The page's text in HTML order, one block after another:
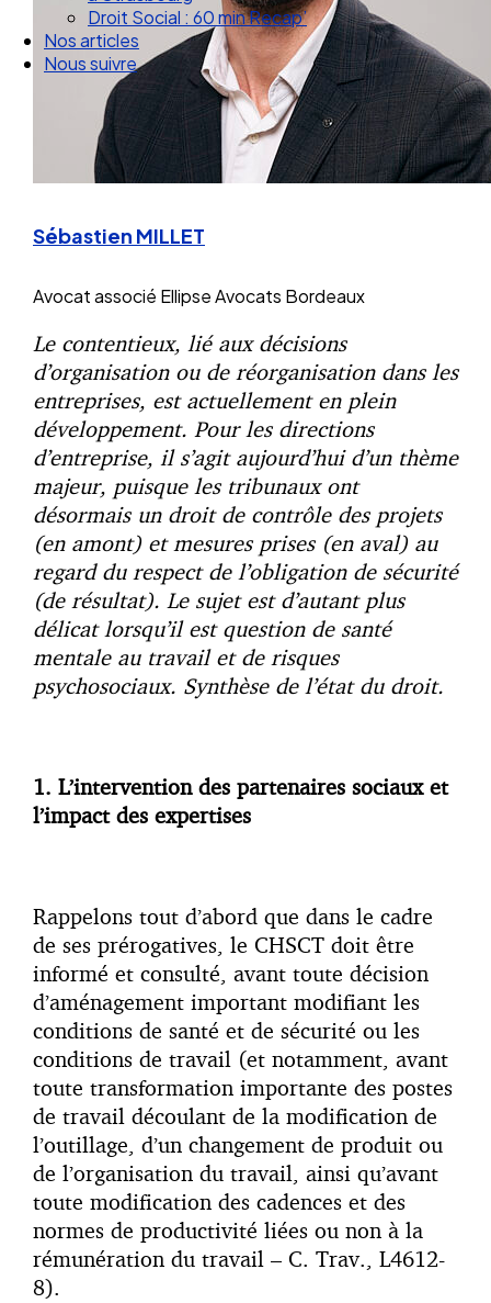
Droit Social : 60 min Recap’
Nos articles
Nous suivre
Sébastien MILLET
Avocat associé Ellipse Avocats Bordeaux
Le contentieux, lié aux décisions
d’organisation ou de réorganisation dans les
entreprises, est actuellement en plein
développement. Pour les directions
d’entreprise, il s’agit aujourd’hui d’un thème
majeur, puisque les tribunaux ont
désormais un droit de contrôle des projets
(en amont) et mesures prises (en aval) au
regard du respect de l’obligation de sécurité
(de résultat). Le sujet est d’autant plus
délicat lorsqu’il est question de santé
mentale au travail et de risques
psychosociaux. Synthèse de l’état du droit.
1. L’intervention des partenaires sociaux et
l’impact des expertises
Rappelons tout d’abord que dans le cadre
de ses prérogatives, le CHSCT doit être
informé et consulté, avant toute décision
d’aménagement important modifiant les
conditions de santé et de sécurité ou les
conditions de travail (et notamment, avant
toute transformation importante des postes
de travail découlant de la modification de
l’outillage, d’un changement de produit ou
de l’organisation du travail, ainsi qu’avant
toute modification des cadences et des
normes de productivité liées ou non à la
rémunération du travail – C. Trav., L4612-
8).